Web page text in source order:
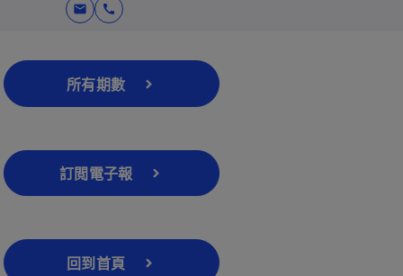
mail call
所有期數
訂閲電子報
回到首頁